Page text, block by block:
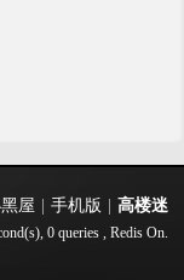
屋 手机版 高楼迷
0 queries , Redis On.